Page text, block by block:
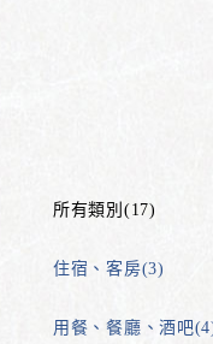
所有類別(17)
住宿、客房(3)
用餐、餐廳、酒吧